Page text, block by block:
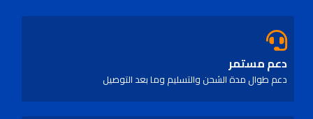
دعم مستمر
دعم طوال مدة الشحن والتسليم وما بعد التوصيل